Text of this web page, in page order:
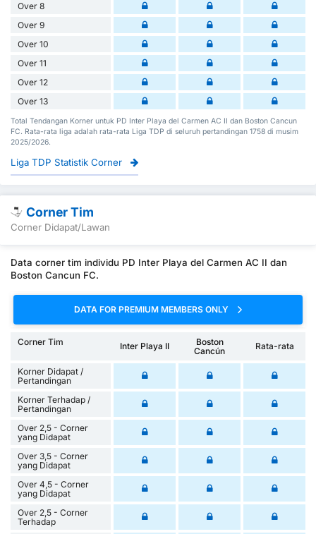
Over 8
Over 9
Over 10
Over 11
Over 12
Over 13
Total Tendangan Korner untuk PD Inter Playa del Carmen AC II dan Boston Cancun
FC. Rata-rata liga adalah rata-rata Liga TDP di seluruh pertandingan 1758 di musim
2025/2026.
Liga TDP Statistik Corner
Corner Tim
Corner Didapat/Lawan
Data corner tim individu PD Inter Playa del Carmen AC II dan
Boston Cancun FC.
DATA FOR PREMIUM MEMBERS ONLY
Corner Tim Inter Playa II
Boston
Cancún
Rata-rata
Korner Didapat /
Pertandingan
Korner Terhadap /
Pertandingan
Over 2,5 - Corner
yang Didapat
Over 3,5 - Corner
yang Didapat
Over 4,5 - Corner
yang Didapat
Over 2,5 - Corner
Terhadap